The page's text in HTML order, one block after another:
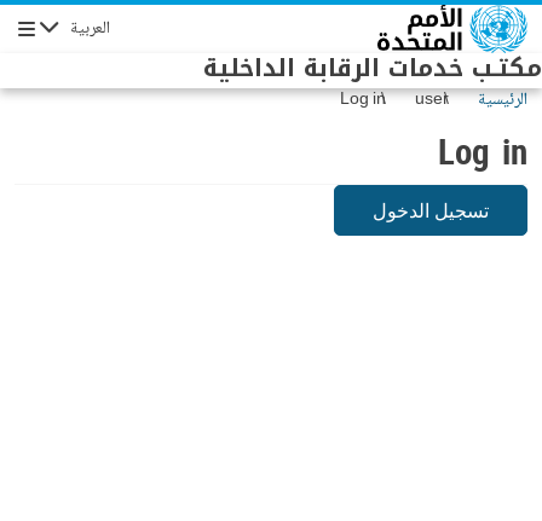
Skip to main content العربية
مكتـب خدمات الرقابة الداخلية
الرئيسية user
Log in
Log in
تسجيل الدخول